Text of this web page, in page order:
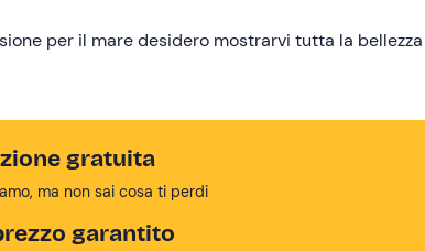
per il mare desidero mostrarvi tutta la
gratuita
ma non sai cosa ti perdi
garantito